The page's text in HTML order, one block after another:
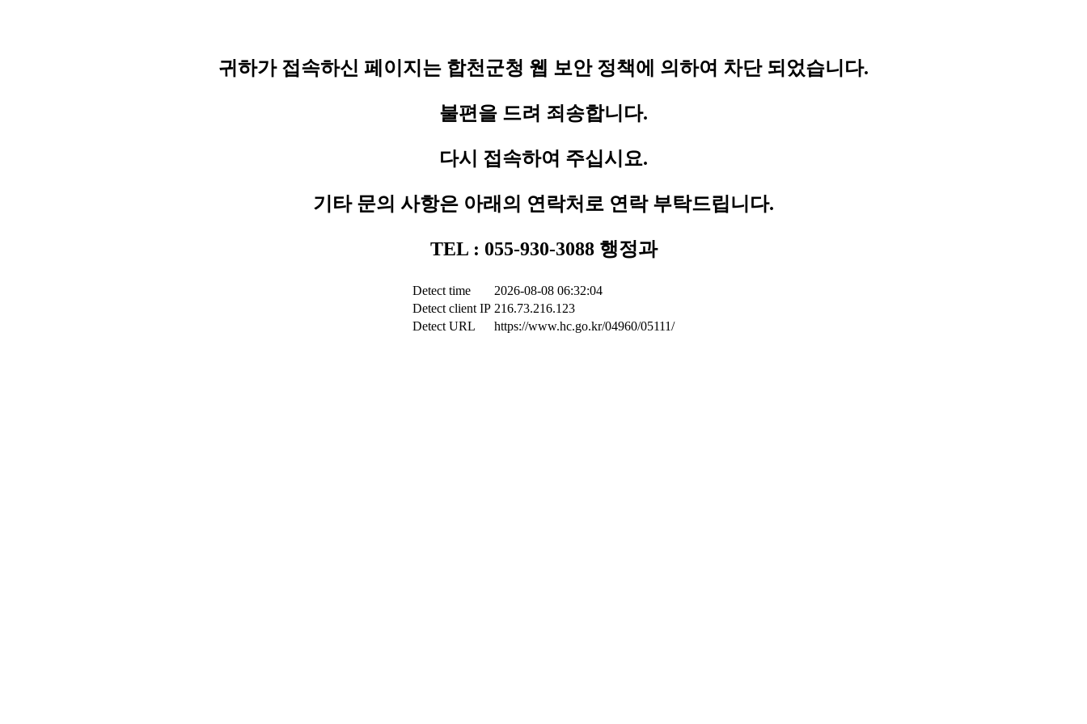
귀하가 접속하신 페이지는 합천군청 웹 보안 정책에 의하여 차단 되었습니다.
불편을 드려 죄송합니다.
다시 접속하여 주십시요.
기타 문의 사항은 아래의 연락처로 연락 부탁드립니다.
TEL : 055-930-3088 행정과
Detect time
2026-08-08 06:32:04
Detect client IP 216.73.216.123
Detect URL
https://www.hc.go.kr/04960/05111/